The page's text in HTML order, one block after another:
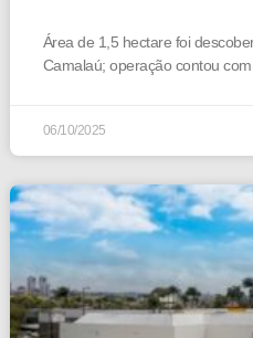
Área de 1,5 hectare foi
Camalaú; operação contou
06/10/2025